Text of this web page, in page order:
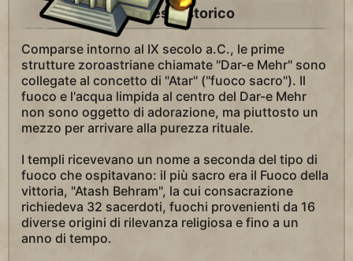
Contesto storico
Comparse intorno al IX secolo a.C., le prime
strutture zoroastriane chiamate "Dar-e Mehr" sono
collegate al concetto di "Atar" ("fuoco sacro"). Il
fuoco e l'acqua limpida al centro del Dar-e Mehr
non sono oggetto di adorazione, ma piuttosto un
mezzo per arrivare alla purezza rituale.
I templi ricevevano un nome a seconda del tipo di
fuoco che ospitavano: il più sacro era il Fuoco della
vittoria, "Atash Behram", la cui consacrazione
richiedeva 32 sacerdoti, fuochi provenienti da 16
diverse origini di rilevanza religiosa e fino a un
anno di tempo.